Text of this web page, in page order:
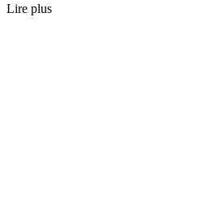
Lire plus